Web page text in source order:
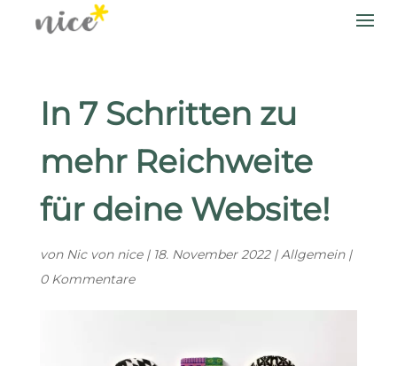
In 7 Schritten zu
mehr Reichweite
für deine Website!
von Nic von nice| 18. November 2022|Allgemein|
0 Kommentare